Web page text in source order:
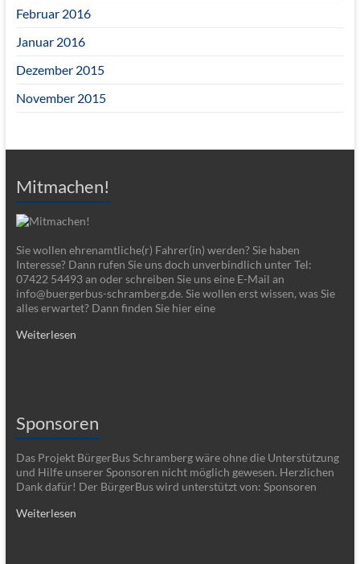
Februar 2016
Januar 2016
Dezember 2015
November 2015
Mitmachen!
Sie wollen ehrenamtliche(r) Fahrer(in) werden? Sie haben
Interesse? Dann rufen Sie uns doch unverbindlich unter Tel:
07422 54493 an oder schreiben Sie uns eine E-Mail an
info@buergerbus-schramberg.de. Sie wollen erst wissen, was Sie
alles erwartet? Dann finden Sie hier eine
Weiterlesen
Sponsoren
Das Projekt BürgerBus Schramberg wäre ohne die Unterstützung
und Hilfe unserer Sponsoren nicht möglich gewesen. Herzlichen
Dank dafür! Der BürgerBus wird unterstützt von: Sponsoren
Weiterlesen